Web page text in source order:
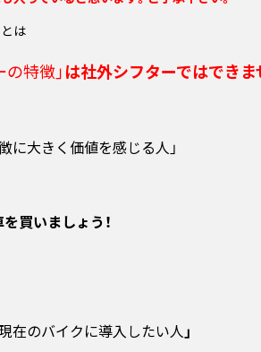
は
特徴」は社外シフターではできま
に大きく価値を感じる人」
買いましょう！
在のバイクに導入したい人」